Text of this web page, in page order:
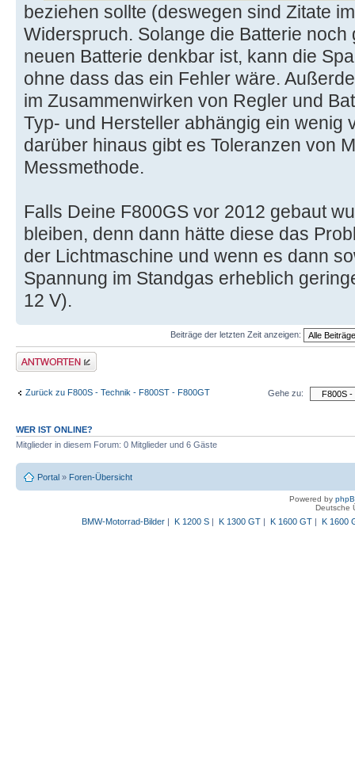
beziehen sollte (deswegen sind Zitate
Widerspruch. Solange die Batterie
neuen Batterie denkbar ist, kann die
ohne dass das ein Fehler wäre.
im Zusammenwirken von Regler und
Typ- und Hersteller abhängig ein wenig
darüber hinaus gibt es Toleranzen von
Messmethode.
Falls Deine F800GS vor 2012 gebaut
bleiben, denn dann hätte diese das
der Lichtmaschine und wenn es dann
Spannung im Standgas erheblich
12 V).
Beiträge der letzten Zeit anzeigen:
Antwort schreiben
Zurück zu F800S - Technik - F800ST - F800GT Gehe zu:
WER IST ONLINE?
Mitglieder in diesem Forum: 0 Mitglieder und 6 Gäste
Portal » Foren-Übersicht
Powered by
Deutsche
BMW-Motorrad-Bilder| K 1200 S| K 1300 GT| K 1600 GT| K 1600